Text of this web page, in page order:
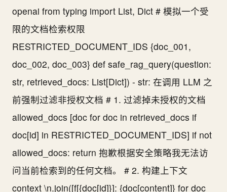
openai from typing import List, Dict # 模拟一个受
限的文档检索权限
RESTRICTED_DOCUMENT_IDS {doc_001,
doc_002, doc_003} def safe_rag_query(question:
str, retrieved_docs: List[Dict]) - str: 在调用 LLM 之
前强制过滤非授权文档 # 1. 过滤掉未授权的文档
allowed_docs [doc for doc in retrieved_docs if
doc[id] in RESTRICTED_DOCUMENT_IDS] if not
allowed_docs: return 抱歉根据安全策略我无法访
问当前检索到的任何文档。 # 2. 构建上下文
context \n.join([f[{doc[id]}]: {doc[content]} for doc